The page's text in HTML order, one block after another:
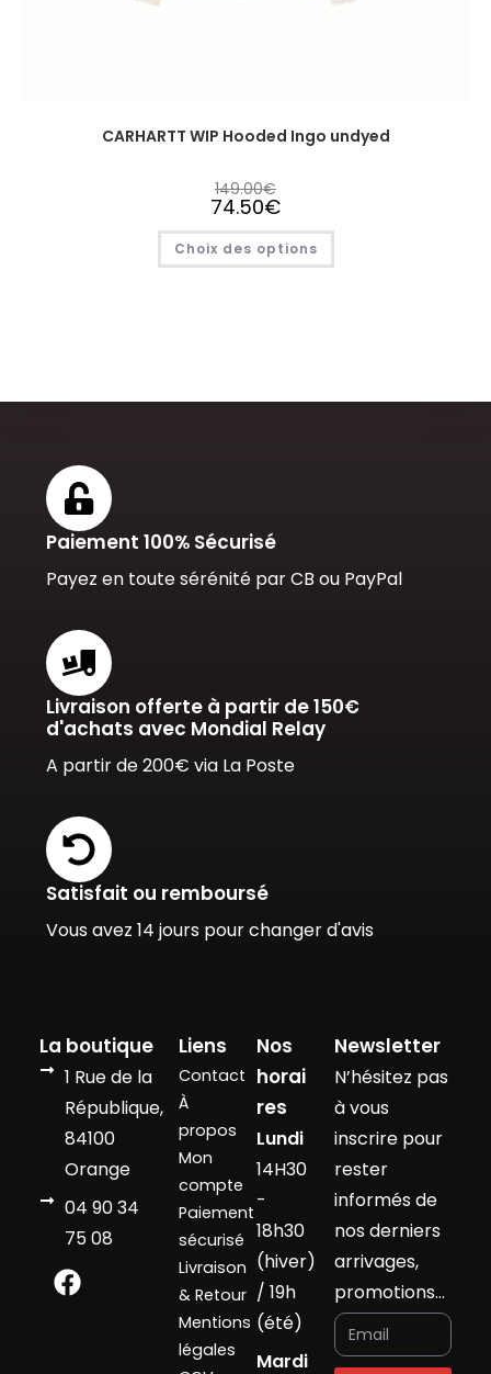
CARHARTT WIP Hooded Ingo undyed
149.00€
74.50€
Choix des options
Paiement 100% Sécurisé
Payez en toute sérénité par CB ou PayPal
Livraison offerte à partir de 150€
d'achats avec Mondial Relay
A partir de 200€ via La Poste
Satisfait ou remboursé
Vous avez 14 jours pour changer d'avis
La boutique
1 Rue de la
République,
84100
Orange
04 90 34
75 08
Liens
Contact
À
propos
Mon
compte
Paiement
sécurisé
Livraison
& Retour
Mentions
légales
Nos
horai
res
Lundi
14H30
-
18h30
(hiver)
/ 19h
(été)
Mardi
Newsletter
N’hésitez pas
à vous
inscrire pour
rester
informés de
nos derniers
arrivages,
promotions…